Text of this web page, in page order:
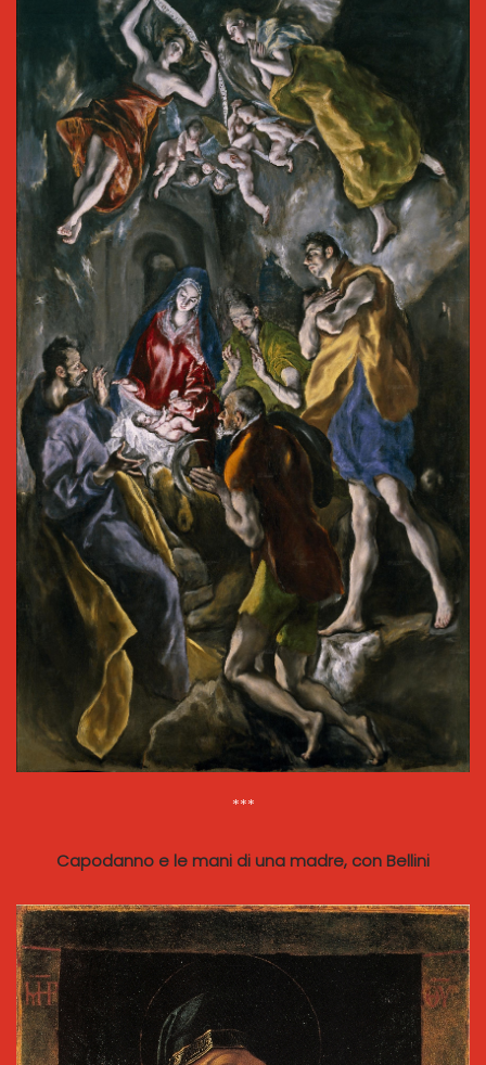
***
Capodanno e le mani di una madre, con Bellini